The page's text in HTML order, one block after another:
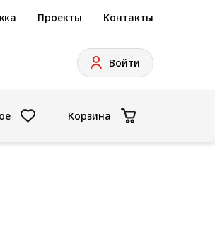
Проекты Контакты
Войти
Корзина